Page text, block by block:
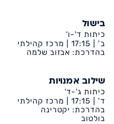
בישול
כיתות ד'-ו'
ב' |
17:15 |
מרכז קהילתי
דיונה
בהדרכת: אבזוב שלמה
שילוב אמנויות
כיתות ג'-ד'
ד' |
17:15 |
מרכז קהילתי
דיונה
בהדרכת: יקטרינה
בולטוב